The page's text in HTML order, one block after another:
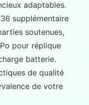
adaptables.
supplémentaire
soutenues,
pour réplique
batterie.
de qualité
de votre